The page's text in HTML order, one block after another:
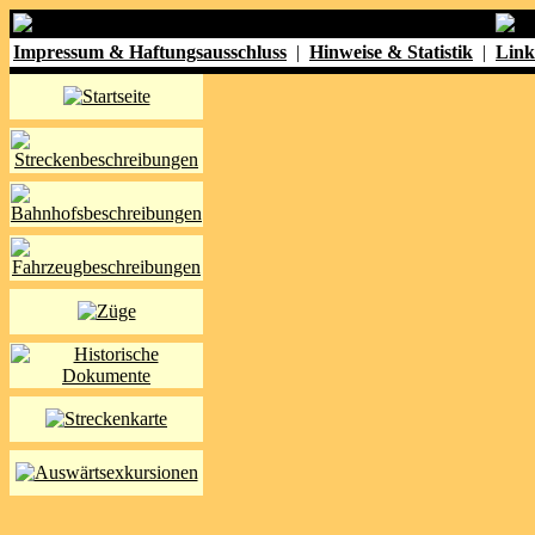
Impressum & Haftungsausschluss | Hinweise & Statistik |